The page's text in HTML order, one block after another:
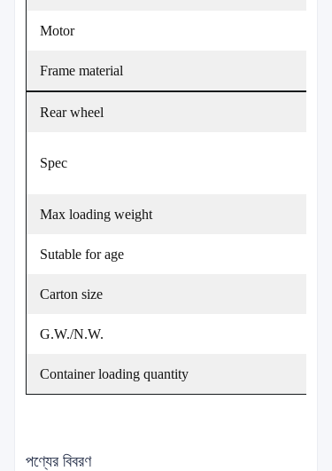
Motor
Frame material
Rear wheel
Spec
Max loading weight
Sutable for age
Carton size
G.W./N.W.
Container loading quantity
পণ্যের বিবরণ